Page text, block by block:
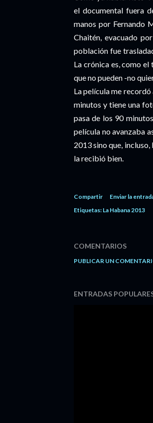
el documental fuera
manos por Fernando
Chaitén, evacuado
población fue
La crónica es, como
que no pueden -no
La película me recordó
minutos y tiene una
pasa de los 90
película no avanzaba
2013 sino que,
la recibió bien.
Compartir
Enviar la
Etiquetas: La Habana 2013
COMENTARIOS
PUBLICAR UN
ENTRADAS